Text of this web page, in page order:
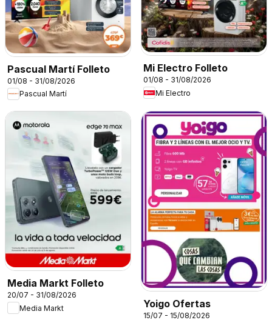
Pascual Martí Folleto
01/08 - 31/08/2026
Pascual Martí
Mi Electro Folleto
01/08 - 31/08/2026
Mi Electro
Media Markt Folleto
20/07 - 31/08/2026
Media Markt
Yoigo Ofertas
15/07 - 15/08/2026